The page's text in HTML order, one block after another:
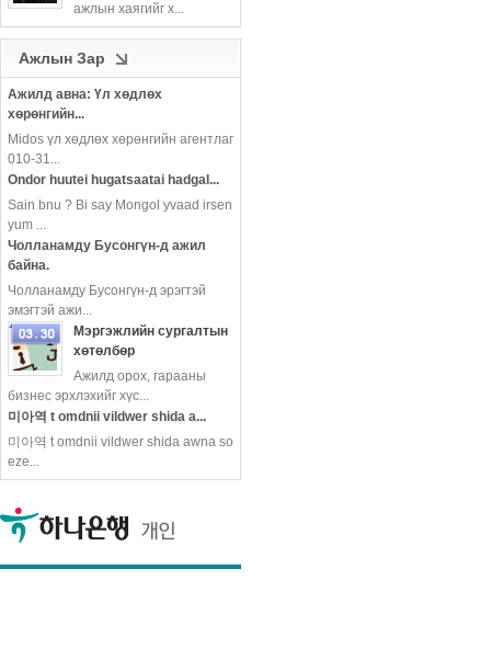
more
ажлын хаягийг х...
Ажлын Зар
Ажилд авна: Үл хөдлөх
хөрөнгийн...
Midos үл хөдлөх хөрөнгийн агентлаг
010-31...
Ondor huutei hugatsaatai hadgal...
Sain bnu ? Bi say Mongol yvaad irsen
yum ...
Чолланамду Бусонгүн-д ажил
байна.
Чолланамду Бусонгүн-д эрэгтэй
эмэгтэй ажи...
more
Мэргэжлийн сургалтын
хөтөлбөр
Ажилд орох, гарааны
бизнес эрхлэхийг хүс...
미아역 t omdnii vildwer shida a...
미아역 t omdnii vildwer shida awna so
eze...